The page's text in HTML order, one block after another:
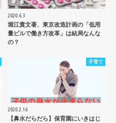
2020.6.3
堀江貴文著、東京改造計画の「低用
量ピルで働き方改革」は結局なんな
の？
子育て
2020.2.16
【鼻水だらだら】保育園にいきはじ